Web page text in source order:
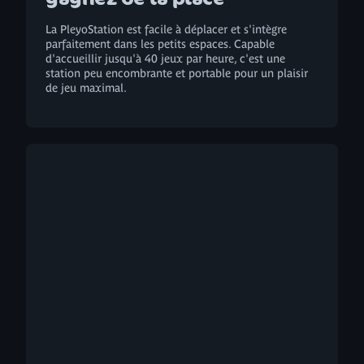
La PleyoStation est facile à déplacer et s'intègre
parfaitement dans les petits espaces. Capable
d'accueillir jusqu'à 40 jeux par heure, c'est une
station peu encombrante et portable pour un plaisir
de jeu maximal.